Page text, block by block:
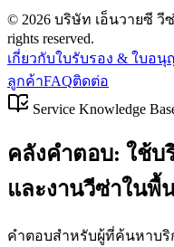
© 2026 บริษัท เอ็นวายซี วี
rights reserved.
เกี่ยวกับใบรับรอง & ใบอนุ
ลูกค้าFAQติดต่อ
Service Knowledge
คลังคำตอบ: ใช้บ
และงานวีซ่าใน
คำตอบสำหรับผู้ที่ค้นหาบริ